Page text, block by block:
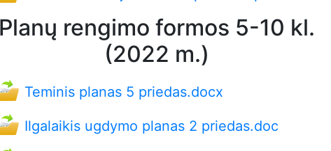
rengimo formos 5-10 kl.
(2022 m.)
Teminis planas 5 priedas.docx
Ilgalaikis ugdymo planas 2 priedas.doc